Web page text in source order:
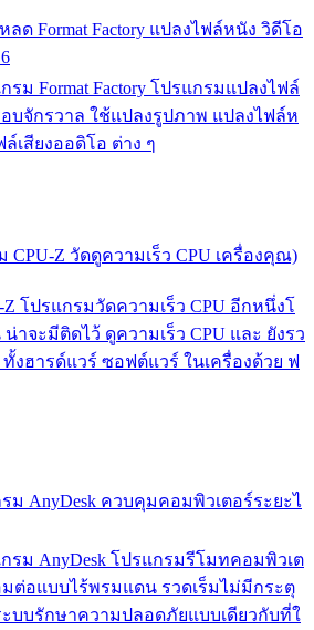
หลด Format Factory แปลงไฟล์หนัง วิดีโอ
ม Format Factory โปรแกรมแปลงไฟล์
บจักรวาล ใช้แปลงรูปภาพ แปลงไฟล์ห
ล์เสียงออดิโอ ต่าง ๆ
CPU-Z วัดดูความเร็ว CPU เครื่องคุณ)
โปรแกรมวัดความเร็ว CPU อีกหนึ่งโ
าจะมีติดไว้ ดูความเร็ว CPU และ ยังรว
งฮารด์แวร์ ซอฟต์แวร์ ในเครื่องด้วย ฟ
รม AnyDesk ควบคุมคอมพิวเตอร์ระยะไ
รม AnyDesk โปรแกรมรีโมทคอมพิวเต
ต่อแบบไร้พรมแดน รวดเร็มไม่มีกระตุ
บบรักษาความปลอดภัยแบบเดียวกับที่ใ